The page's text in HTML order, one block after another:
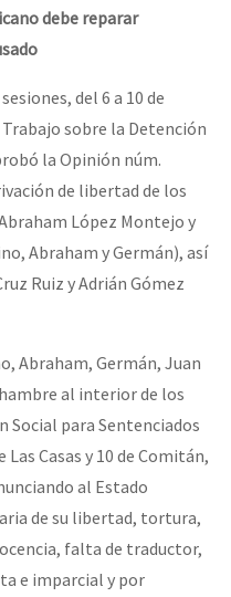
debe reparar
del 6 a 10 de
sobre la Detención
la Opinión núm.
de libertad de los
López Montejo y
Abraham y Germán), así
Ruiz y Adrián Gómez
Abraham, Germán, Juan
al interior de los
Social para Sentenciados
Las Casas y 10 de Comitán,
al Estado
de su libertad, tortura,
falta de traductor,
e imparcial y por